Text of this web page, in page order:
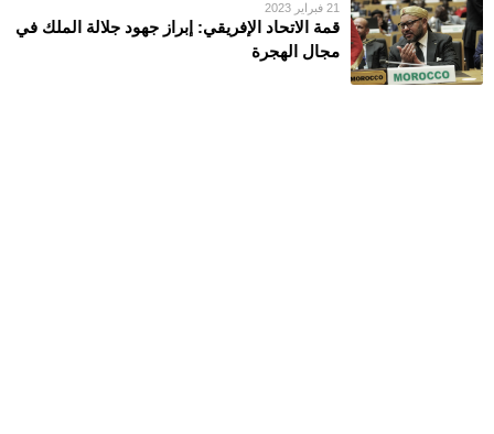
21 فبراير 2023
قمة الاتحاد الإفريقي: إبراز جهود جلالة الملك في
مجال الهجرة